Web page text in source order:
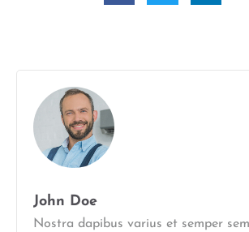
John Doe
Nostra dapibus varius et semper